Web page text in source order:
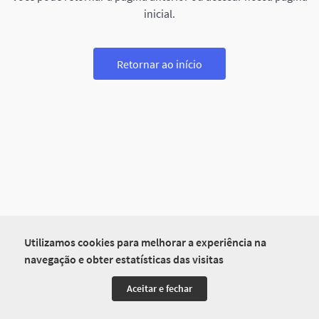
Utilizamos cookies para melhorar a experiência na
navegação e obter estatísticas das visitas
Aceitar e fechar
inicial.
Retornar ao início